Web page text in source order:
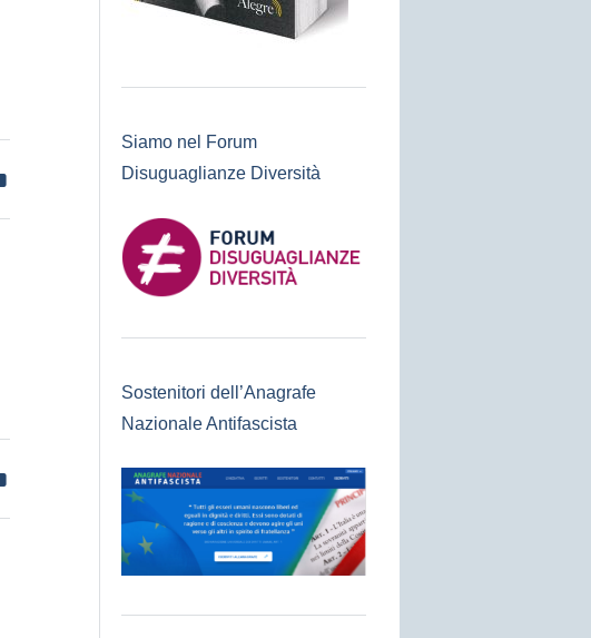
Siamo nel Forum
Disuguaglianze Diversità
Sostenitori dell’Anagrafe
Nazionale Antifascista